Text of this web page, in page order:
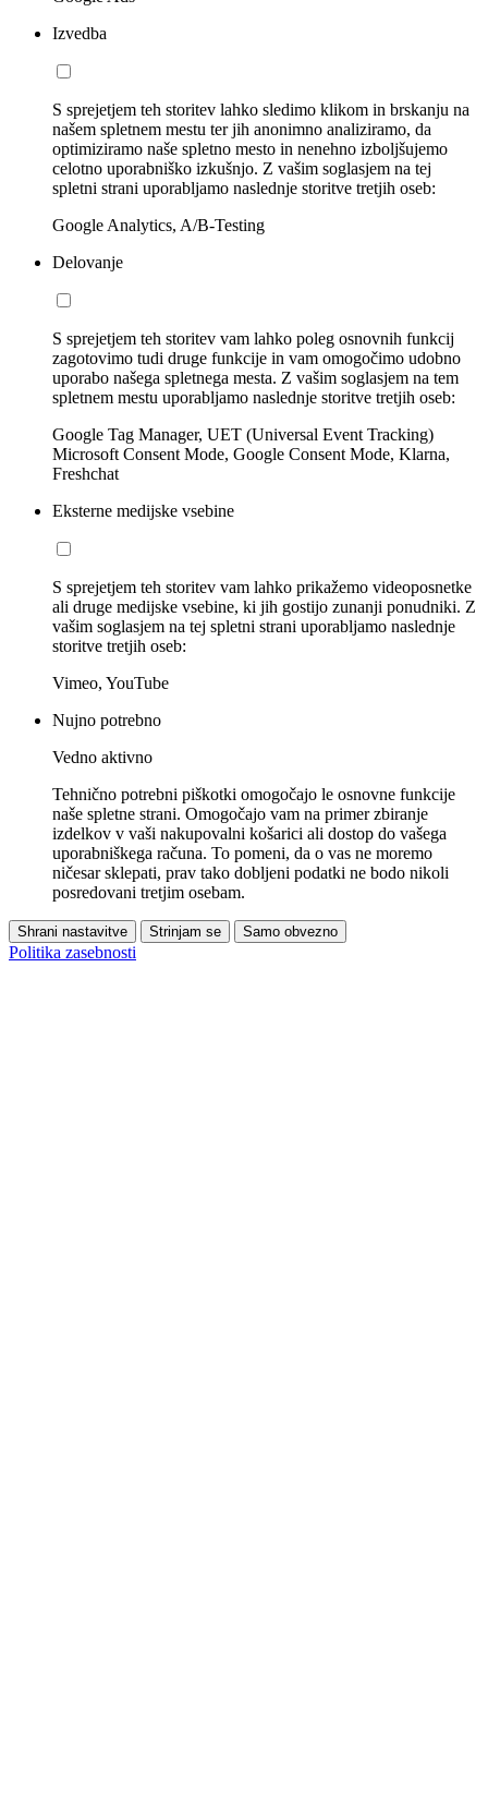
Izvedba
S sprejetjem teh storitev lahko sledimo klikom in brskanju na
našem spletnem mestu ter jih anonimno analiziramo, da
optimiziramo naše spletno mesto in nenehno izboljšujemo
celotno uporabniško izkušnjo. Z vašim soglasjem na tej
spletni strani uporabljamo naslednje storitve tretjih oseb:
Google Analytics, A/B-Testing
Delovanje
S sprejetjem teh storitev vam lahko poleg osnovnih funkcij
zagotovimo tudi druge funkcije in vam omogočimo udobno
uporabo našega spletnega mesta. Z vašim soglasjem na tem
spletnem mestu uporabljamo naslednje storitve tretjih oseb:
Google Tag Manager, UET (Universal Event Tracking)
Microsoft Consent Mode, Google Consent Mode, Klarna,
Freshchat
Eksterne medijske vsebine
S sprejetjem teh storitev vam lahko prikažemo videoposnetke
ali druge medijske vsebine, ki jih gostijo zunanji ponudniki. Z
vašim soglasjem na tej spletni strani uporabljamo naslednje
storitve tretjih oseb:
Vimeo, YouTube
Nujno potrebno
Vedno aktivno
Tehnično potrebni piškotki omogočajo le osnovne funkcije
naše spletne strani. Omogočajo vam na primer zbiranje
izdelkov v vaši nakupovalni košarici ali dostop do vašega
uporabniškega računa. To pomeni, da o vas ne moremo
ničesar sklepati, prav tako dobljeni podatki ne bodo nikoli
posredovani tretjim osebam.
Shrani nastavitve Strinjam se Samo obvezno
Politika zasebnosti